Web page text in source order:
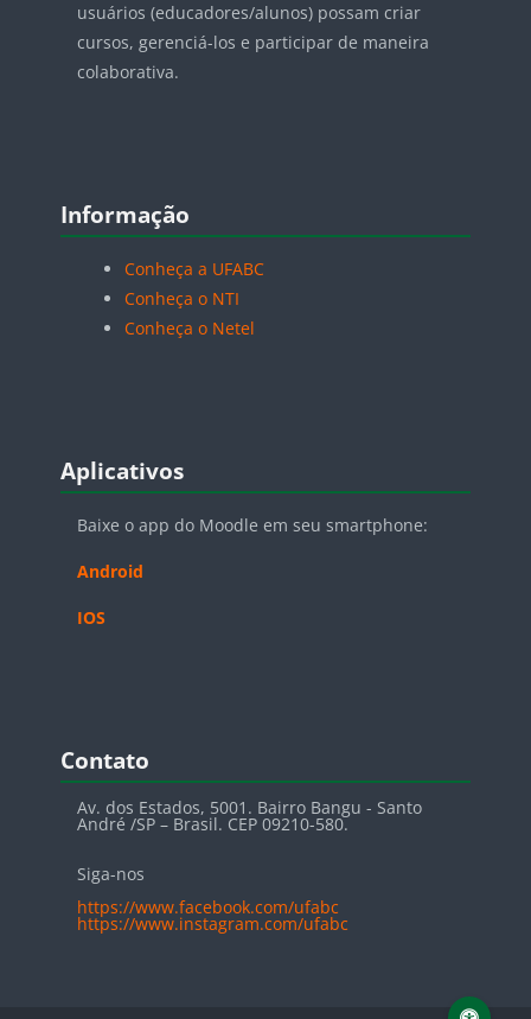
usuários (educadores/alunos) possam criar
cursos, gerenciá-los e participar de maneira
colaborativa.
Informação
Conheça a UFABC
Conheça o NTI
Conheça o Netel
Aplicativos
Baixe o app do Moodle em seu smartphone:
Android
IOS
Contato
Av. dos Estados, 5001. Bairro Bangu - Santo
André /SP – Brasil. CEP 09210-580.
Siga-nos
https://www.facebook.com/ufabc
https://www.instagram.com/ufabc